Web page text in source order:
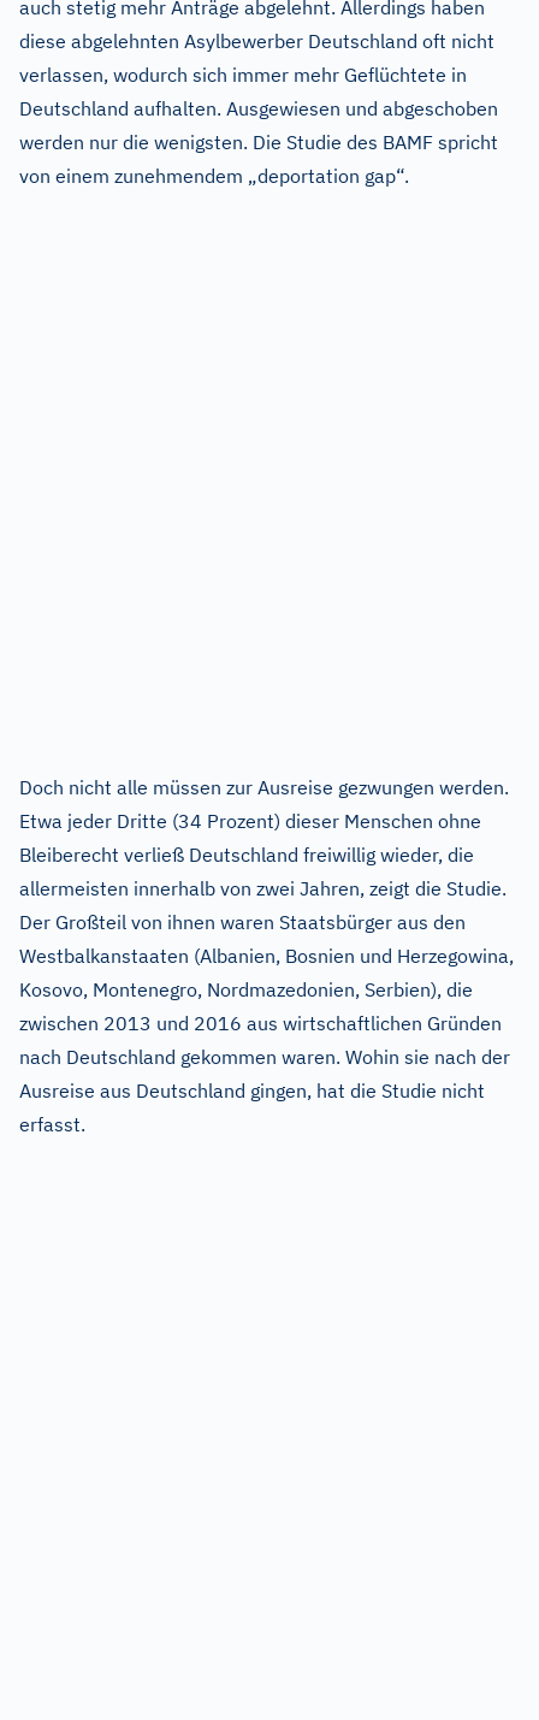
auch stetig mehr Anträge abgelehnt. Allerdings haben
diese abgelehnten Asylbewerber Deutschland oft nicht
verlassen, wodurch sich immer mehr Geflüchtete in
Deutschland aufhalten. Ausgewiesen und abgeschoben
werden nur die wenigsten. Die Studie des BAMF spricht
von einem zunehmendem „deportation gap“.
Doch nicht alle müssen zur Ausreise gezwungen werden.
Etwa jeder Dritte (34 Prozent) dieser Menschen ohne
Bleiberecht verließ Deutschland freiwillig wieder, die
allermeisten innerhalb von zwei Jahren, zeigt die Studie.
Der Großteil von ihnen waren Staatsbürger aus den
Westbalkanstaaten (Albanien, Bosnien und Herzegowina,
Kosovo, Montenegro, Nordmazedonien, Serbien), die
zwischen 2013 und 2016 aus wirtschaftlichen Gründen
nach Deutschland gekommen waren. Wohin sie nach der
Ausreise aus Deutschland gingen, hat die Studie nicht
erfasst.